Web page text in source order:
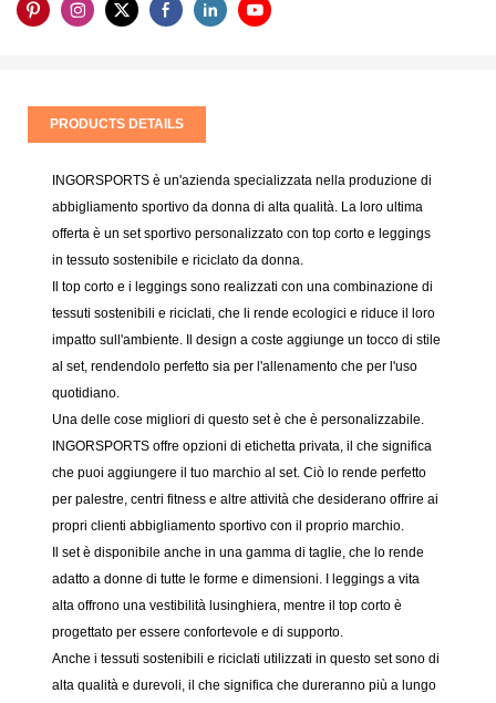
PRODUCTS DETAILS
INGORSPORTS è un'azienda specializzata nella produzione di
abbigliamento sportivo da donna di alta qualità. La loro ultima
offerta è un set sportivo personalizzato con top corto e leggings
in tessuto sostenibile e riciclato da donna.
Il top corto e i leggings sono realizzati con una combinazione di
tessuti sostenibili e riciclati, che li rende ecologici e riduce il loro
impatto sull'ambiente. Il design a coste aggiunge un tocco di stile
al set, rendendolo perfetto sia per l'allenamento che per l'uso
quotidiano.
Una delle cose migliori di questo set è che è personalizzabile.
INGORSPORTS offre opzioni di etichetta privata, il che significa
che puoi aggiungere il tuo marchio al set. Ciò lo rende perfetto
per palestre, centri fitness e altre attività che desiderano offrire ai
propri clienti abbigliamento sportivo con il proprio marchio.
Il set è disponibile anche in una gamma di taglie, che lo rende
adatto a donne di tutte le forme e dimensioni. I leggings a vita
alta offrono una vestibilità lusinghiera, mentre il top corto è
progettato per essere confortevole e di supporto.
Anche i tessuti sostenibili e riciclati utilizzati in questo set sono di
alta qualità e durevoli, il che significa che dureranno più a lungo